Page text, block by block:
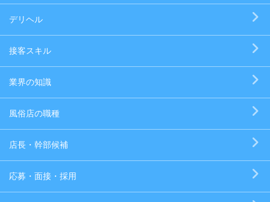
デリヘル
接客スキル
業界の知識
風俗店の職種
店長・幹部候補
応募・面接・採用